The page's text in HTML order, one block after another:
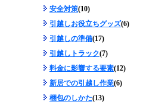
安全対策(10)
引越しお役立ちグッズ(6)
引越しの準備(17)
引越しトラック(7)
料金に影響する要素(12)
新居での引越し作業(6)
梱包のしかた(13)